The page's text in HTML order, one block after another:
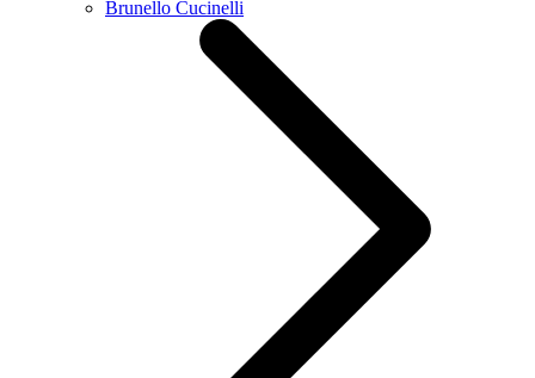
Brunello Cucinelli